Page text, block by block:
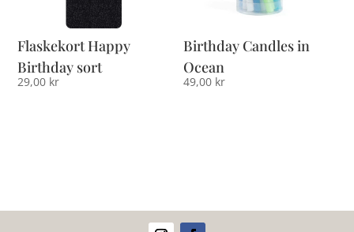
Flaskekort Happy
Birthday sort
29,00 kr
Birthday Candles in
Ocean
49,00 kr